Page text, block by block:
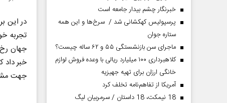
در این
تجربه
جهان
خبر
جهت
خبرنگار چشم بیدار جامعه است
پرسپولیس کهکشانی شد / سرخ‌ها و این همه
ستاره جوان
ماجرای سن بازنشستگی ۵۵ و ۶۲ ساله چیست؟
کلاهبرداری ۱۰۰ میلیارد ریالی با وعده فروش لوازم
خانگی ارزان برای تهیه جهیزیه
آمریکا از تفاهم‌نامه تخلف کرد
18 نیمکت، 18 داستان / سرمربیان لیگ